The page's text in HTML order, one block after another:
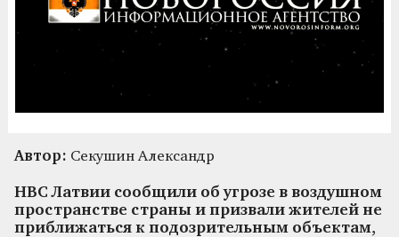
Автор: Секушин Александр
НВС Латвии сообщили об угрозе в воздушном
пространстве страны и призвали жителей не
приближаться к подозрительным объектам,